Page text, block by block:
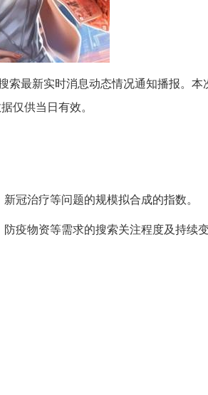
索最新实时消息动态情况通知播报。
仅供当日有效。
冠治疗等问题的规模拟合成的指数。
疫物资等需求的搜索关注程度及持续变